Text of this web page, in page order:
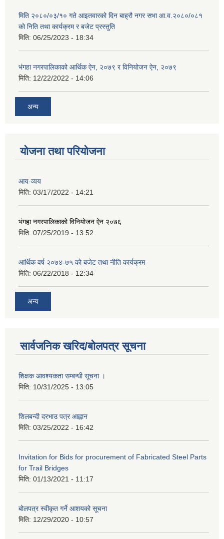
मिति २०८०/०३/१० गते आइतवारको दिन बाह्रौ नगर सभा आ.व.२०८०/०८१
को निति तथा कार्यक्रम र बजेट प्रस्तुति
मिति: 06/25/2023 - 18:34
भंगहा नगरपालिकाको आर्थिक ऐन, २०७९ र विनियोजन ऐन, २०७९
मिति: 12/22/2022 - 14:06
अन्य
योजना तथा परियोजना
आय-व्यय
मिति: 03/17/2022 - 14:21
भंगहा नगरपालिकाको विनियोजन ऐन २०७६
मिति: 07/25/2019 - 13:52
आर्थिक वर्ष २०७४-७५ को बजेट तथा नीति कार्यक्रम
मिति: 06/22/2018 - 12:34
अन्य
सार्वजनिक खरिद/बोलपत्र सूचना
शिक्षक आवश्यकता सम्बन्धी सूचना ।
मिति: 10/31/2025 - 13:05
शिलबन्दी दरभाउ पत्र आह्वान
मिति: 03/25/2022 - 16:42
Invitation for Bids for procurement of Fabricated Steel Parts
for Trail Bridges
मिति: 01/13/2021 - 11:17
बोलपत्र स्वीकृत गर्ने आशयको सूचना
मिति: 12/29/2020 - 10:57